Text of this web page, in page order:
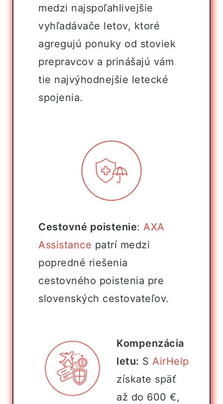
medzi najspoľahlivejšie
vyhľadávače letov, ktoré
agregujú ponuky od stoviek
prepravcov a prinášajú vám
tie najvýhodnejšie letecké
spojenia.
Cestovné poistenie: AXA
Assistance patrí medzi
popredné riešenia
cestovného poistenia pre
slovenských cestovateľov.
Kompenzácia
letu: S AirHelp
získate späť
až do 600 €,